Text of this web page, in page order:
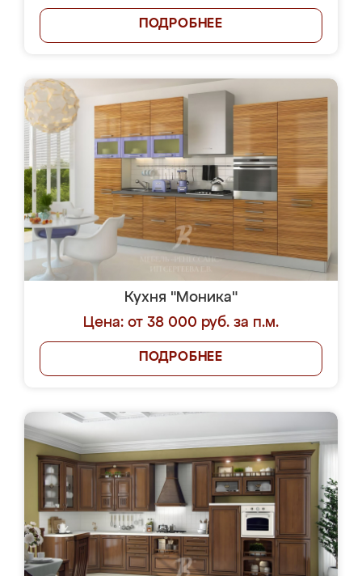
ПОДРОБНЕЕ
Кухня "Моника"
Цена: от 38 000 руб. за п.м.
ПОДРОБНЕЕ